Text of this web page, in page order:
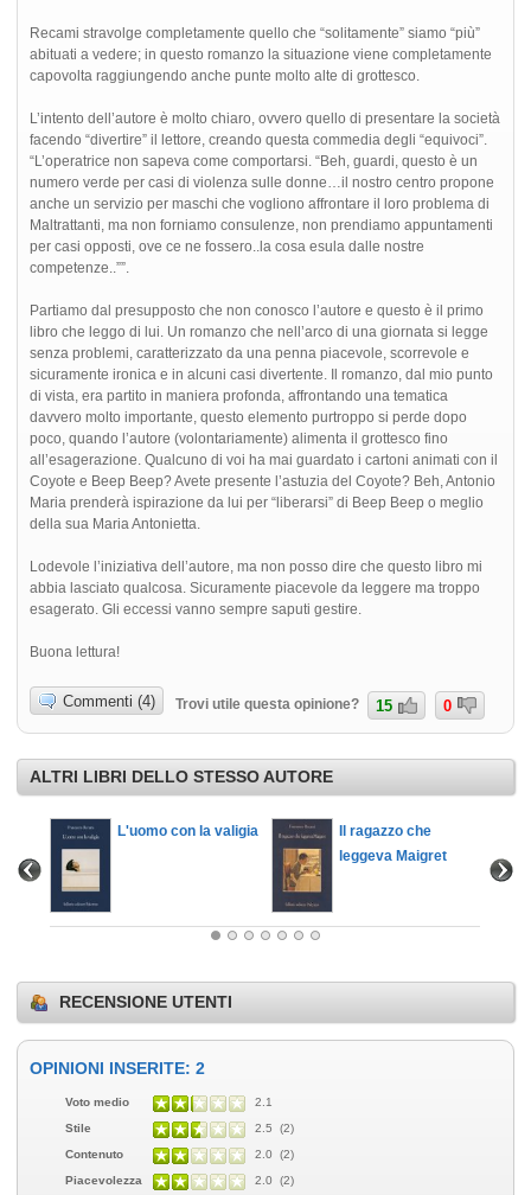
Recami stravolge completamente quello che “solitamente” siamo “più”
abituati a vedere; in questo romanzo la situazione viene completamente
capovolta raggiungendo anche punte molto alte di grottesco.
L’intento dell’autore è molto chiaro, ovvero quello di presentare la società
facendo “divertire” il lettore, creando questa commedia degli “equivoci”.
“L’operatrice non sapeva come comportarsi. “Beh, guardi, questo è un
numero verde per casi di violenza sulle donne…il nostro centro propone
anche un servizio per maschi che vogliono affrontare il loro problema di
Maltrattanti, ma non forniamo consulenze, non prendiamo appuntamenti
per casi opposti, ove ce ne fossero..la cosa esula dalle nostre
competenze..””.
Partiamo dal presupposto che non conosco l’autore e questo è il primo
libro che leggo di lui. Un romanzo che nell’arco di una giornata si legge
senza problemi, caratterizzato da una penna piacevole, scorrevole e
sicuramente ironica e in alcuni casi divertente. Il romanzo, dal mio punto
di vista, era partito in maniera profonda, affrontando una tematica
davvero molto importante, questo elemento purtroppo si perde dopo
poco, quando l’autore (volontariamente) alimenta il grottesco fino
all’esagerazione. Qualcuno di voi ha mai guardato i cartoni animati con il
Coyote e Beep Beep? Avete presente l’astuzia del Coyote? Beh, Antonio
Maria prenderà ispirazione da lui per “liberarsi” di Beep Beep o meglio
della sua Maria Antonietta.
Lodevole l’iniziativa dell’autore, ma non posso dire che questo libro mi
abbia lasciato qualcosa. Sicuramente piacevole da leggere ma troppo
esagerato. Gli eccessi vanno sempre saputi gestire.
Buona lettura!
Commenti (4) Trovi utile questa opinione? 15 0
ALTRI LIBRI DELLO STESSO AUTORE
L'uomo con la valigia
Il ragazzo che
leggeva Maigret
RECENSIONE UTENTI
OPINIONI INSERITE: 2
Voto medio
2.1
Stile
2.5 (2)
Contenuto
2.0 (2)
Piacevolezza
2.0 (2)